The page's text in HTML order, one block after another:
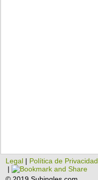
Legal | Política de Privacidad
|